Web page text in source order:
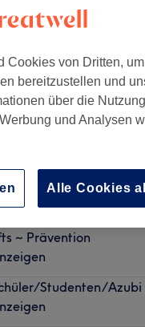
~ €
~ Prävention
Studenten/Azubi
von Dritten,
bereitzustellen und
über die
und Analysen
Alle Cookies